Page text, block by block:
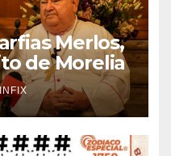
Merlos,
de Morelia